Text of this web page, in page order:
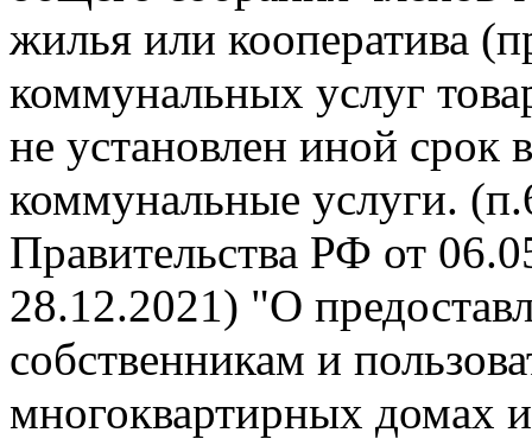
жилья или кооператива
коммунальных услуг
не установлен иной срок
коммунальные услуги.
Правительства РФ от
28.12.2021) "О
собственникам и
многоквартирных